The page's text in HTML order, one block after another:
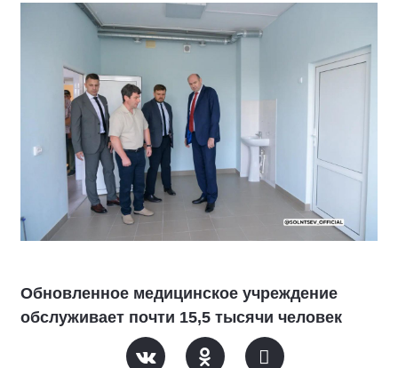
Обновленное медицинское учреждение
обслуживает почти 15,5 тысячи человек